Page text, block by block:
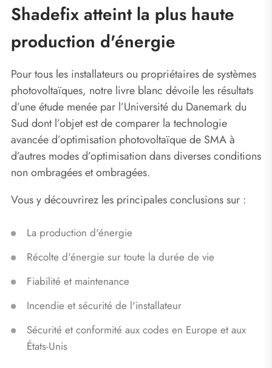
Shadefix atteint la plus haute
production d'énergie
Pour tous les installateurs ou propriétaires de systèmes
photovoltaïques, notre livre blanc dévoile les résultats
d’une étude menée par l’Université du Danemark du
Sud dont l’objet est de comparer la technologie
avancée d’optimisation photovoltaïque de SMA à
d’autres modes d’optimisation dans diverses conditions
non ombragées et ombragées.
Vous y découvrirez les principales conclusions sur :
La production d'énergie
Récolte d'énergie sur toute la durée de vie
Fiabilité et maintenance
Incendie et sécurité de l'installateur
Sécurité et conformité aux codes en Europe et aux
États-Unis